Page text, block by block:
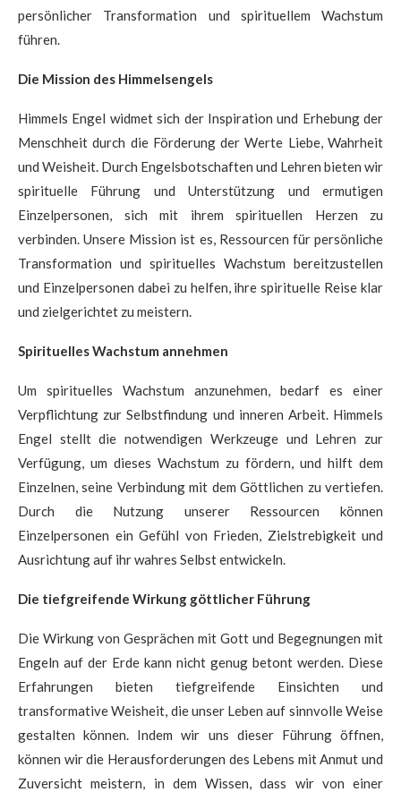
persönlicher Transformation und spirituellem Wachstum
führen.
Die Mission des Himmelsengels
Himmels Engel widmet sich der Inspiration und Erhebung der
Menschheit durch die Förderung der Werte Liebe, Wahrheit
und Weisheit. Durch Engelsbotschaften und Lehren bieten wir
spirituelle Führung und Unterstützung und ermutigen
Einzelpersonen, sich mit ihrem spirituellen Herzen zu
verbinden. Unsere Mission ist es, Ressourcen für persönliche
Transformation und spirituelles Wachstum bereitzustellen
und Einzelpersonen dabei zu helfen, ihre spirituelle Reise klar
und zielgerichtet zu meistern.
Spirituelles Wachstum annehmen
Um spirituelles Wachstum anzunehmen, bedarf es einer
Verpflichtung zur Selbstfindung und inneren Arbeit. Himmels
Engel stellt die notwendigen Werkzeuge und Lehren zur
Verfügung, um dieses Wachstum zu fördern, und hilft dem
Einzelnen, seine Verbindung mit dem Göttlichen zu vertiefen.
Durch die Nutzung unserer Ressourcen können
Einzelpersonen ein Gefühl von Frieden, Zielstrebigkeit und
Ausrichtung auf ihr wahres Selbst entwickeln.
Die tiefgreifende Wirkung göttlicher Führung
Die Wirkung von Gesprächen mit Gott und Begegnungen mit
Engeln auf der Erde kann nicht genug betont werden. Diese
Erfahrungen bieten tiefgreifende Einsichten und
transformative Weisheit, die unser Leben auf sinnvolle Weise
gestalten können. Indem wir uns dieser Führung öffnen,
können wir die Herausforderungen des Lebens mit Anmut und
Zuversicht meistern, in dem Wissen, dass wir von einer